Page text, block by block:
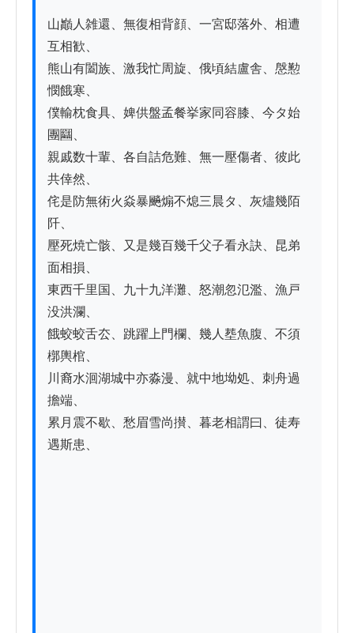
山巓人雑還、無復相背顔、一宮邸落外、相遭
互相歓、
熊山有闔族、激我忙周旋、俄頃結盧舎、慇懃
憫餓寒、
僕輸枕食具、婢供盤孟餐挙家同容膝、今タ始
團圝、
親戚数十輩、各自詰危難、無一壓傷者、彼此
共倖然、
侘是防無術火焱暴飈煽不熄三晨タ、灰燼幾陌
阡、
壓死焼亡骸、又是幾百幾千父子看永訣、昆弟
面相損、
東西千里国、九十九洋灘、怒潮忽氾濫、漁戸
没洪瀾、
餓蛟蛟舌厺、跳躍上門欄、幾人塟魚腹、不須
槨輿棺、
川裔水洄湖城中亦淼漫、就中地坳処、刺舟過
擔端、
累月震不歇、愁眉雪尚攅、暮老相謂曰、徒寿
遇斯患、